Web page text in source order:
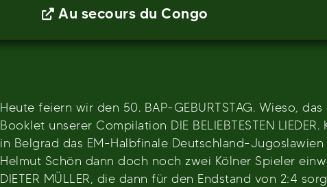
Au secours du Congo
Heute feiern wir den 50. BAP-GEBURTSTAG. Wieso,
Booklet unserer Compilation DIE BELIEBTESTEN
in Belgrad das EM-Halbfinale Deutschland-
Helmut Schön dann doch noch zwei Kölner Spieler
DIETER MÜLLER, die dann für den Endstand von 2:4